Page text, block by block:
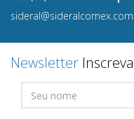
Newsletter